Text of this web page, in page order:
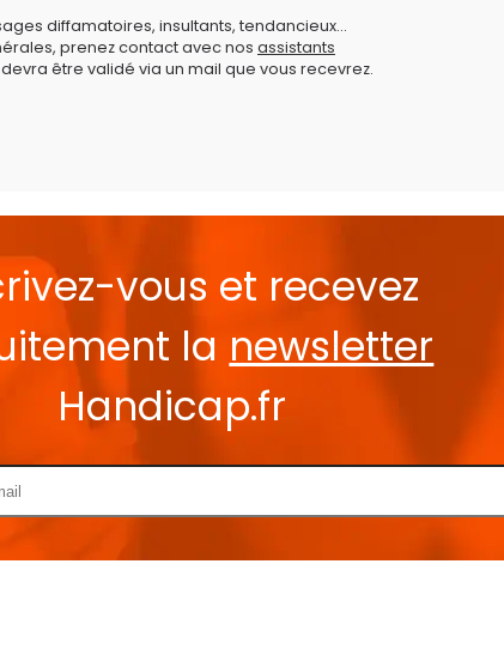
diffamatoires, insultants, tendancieux...
prenez contact avec nos assistants
être validé via un mail que vous recevrez.
vous et recevez
la newsletter
Handicap.fr